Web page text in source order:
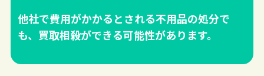
他社で費用がかかるとされる不用品の処分で
も、買取相殺ができる可能性があります。